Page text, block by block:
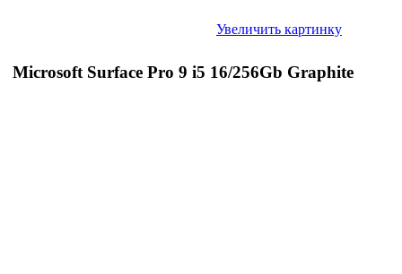
Увеличить картинку
Microsoft Surface Pro 9 i5 16/256Gb Graphite